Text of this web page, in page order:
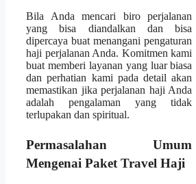
Bila Anda mencari biro perjalanan
yang bisa diandalkan dan bisa
dipercaya buat menangani pengaturan
haji perjalanan Anda. Komitmen kami
buat memberi layanan yang luar biasa
dan perhatian kami pada detail akan
memastikan jika perjalanan haji Anda
adalah pengalaman yang tidak
terlupakan dan spiritual.
Permasalahan Umum
Mengenai Paket Travel Haji